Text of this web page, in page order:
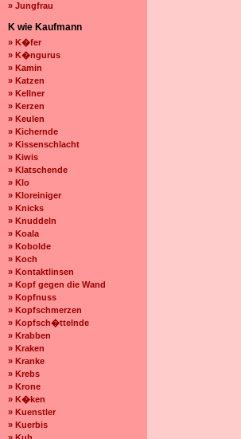
» Jungfrau
K wie Kaufmann
» K�fer
» K�ngurus
» Kamin
» Katzen
» Kellner
» Kerzen
» Keulen
» Kichernde
» Kissenschlacht
» Kiwis
» Klatschende
» Klo
» Kloreiniger
» Knicks
» Knuddeln
» Koala
» Kobolde
» Koch
» Kontaktlinsen
» Kopf gegen die Wand
» Kopfnuss
» Kopfschmerzen
» Kopfsch�ttelnde
» Krabben
» Kraken
» Kranke
» Krebs
» Krone
» K�ken
» Kuenstler
» Kuerbis